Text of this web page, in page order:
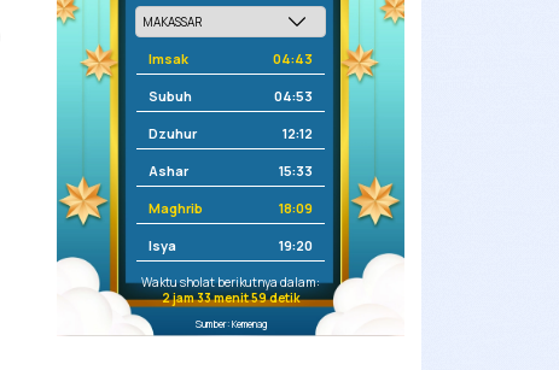
Imsak 04:43
Subuh 04:53
Dzuhur 12:12
Ashar 15:33
Maghrib 18:09
Isya 19:20
Waktu sholat berikutnya dalam:
2 jam 33 menit 58 detik
Sumber: Kemenag